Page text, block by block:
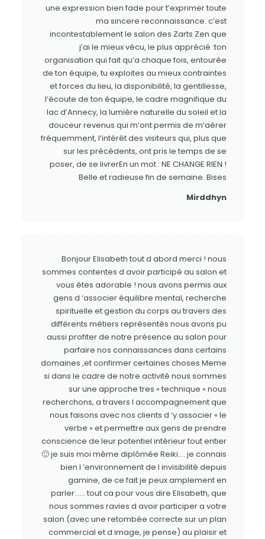
une expression bien fade pour t’exprimer toute
ma sincere reconnaissance. c’est
incontestablement le salon des Zarts Zen que
j’ai le mieux vécu, le plus apprécié :ton
organisation qui fait qu’a chaque fois, entourée
de ton équipe, tu exploites au mieux contraintes
et forces du lieu, la disponibilité, la gentillesse,
l’écoute de ton équipe, le cadre magnifique du
lac d’Annecy, la lumière naturelle du soleil et la
douceur revenus qui m’ont permis de m’aérer
fréquemment, l’intérêt des visiteurs qui, plus que
sur les précédents, ont pris le temps de se
poser, de se livrerEn un mot : NE CHANGE RIEN !
Belle et radieuse fin de semaine. Bises
Mirddhyn
Bonjour Elisabeth tout d abord merci ! nous
sommes contentes d avoir participé au salon et
vous êtes adorable ! nous avons permis aux
gens d ‘associer équilibre mental, recherche
spirituelle et gestion du corps au travers des
différents métiers représentés nous avons pu
aussi profiter de notre présence au salon pour
parfaire nos connaissances dans certains
domaines ,et confirmer certaines choses Meme
si dans le cadre de notre activité nous sommes
sur une approche tres « technique » nous
recherchons, a travers l accompagnement que
nous faisons avec nos clients d ‘y associer « le
verbe » et permettre aux gens de prendre
conscience de leur potentiel intérieur tout entier
🙂 je suis moi même diplômée Reiki…. je connais
bien l ‘environnement de l invisibilité depuis
gamine, de ce fait je peux amplement en
parler…… tout ca pour vous dire Elisabeth, que
nous sommes ravies d avoir participer a votre
salon (avec une retombée correcte sur un plan
commercial et d image, je pense) au plaisir et